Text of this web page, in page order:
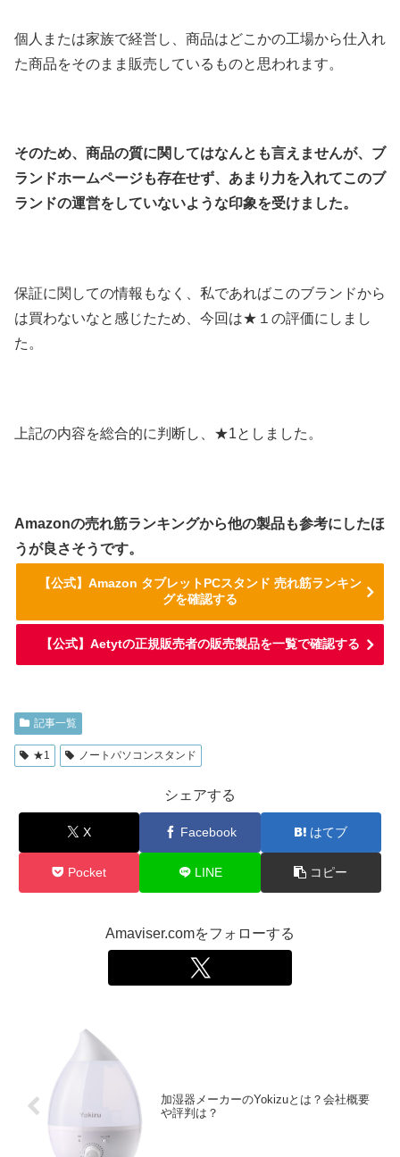
個人または家族で経営し、商品はどこかの工場から仕入れ
た商品をそのまま販売しているものと思われます。
そのため、商品の質に関してはなんとも言えませんが、ブ
ランドホームページも存在せず、あまり力を入れてこのブ
ランドの運営をしていないような印象を受けました。
保証に関しての情報もなく、私であればこのブランドから
は買わないなと感じたため、今回は★１の評価にしまし
た。
上記の内容を総合的に判断し、★1としました。
Amazonの売れ筋ランキングから他の製品も参考にしたほ
うが良さそうです。
【公式】Amazon タブレットPCスタンド 売れ筋ランキン
グを確認する
【公式】Aetytの正規販売者の販売製品を一覧で確認する
記事一覧
★1 ノートパソコンスタンド
シェアする
X Facebook はてブ
Pocket LINE コピー
Amaviser.comをフォローする
加湿器メーカーのYokizuとは？会社概要
や評判は？